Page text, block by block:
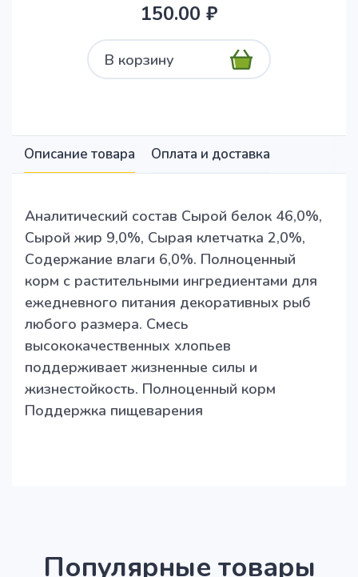
150.00 ₽
В корзину
Описание товара Оплата и доставка
Аналитический состав Сырой белок 46,0%,
Сырой жир 9,0%, Сырая клетчатка 2,0%,
Содержание влаги 6,0%. Полноценный
корм с растительными ингредиентами для
ежедневного питания декоративных рыб
любого размера. Смесь
высококачественных хлопьев
поддерживает жизненные силы и
жизнестойкость. Полноценный корм
Поддержка пищеварения
Популярные товары